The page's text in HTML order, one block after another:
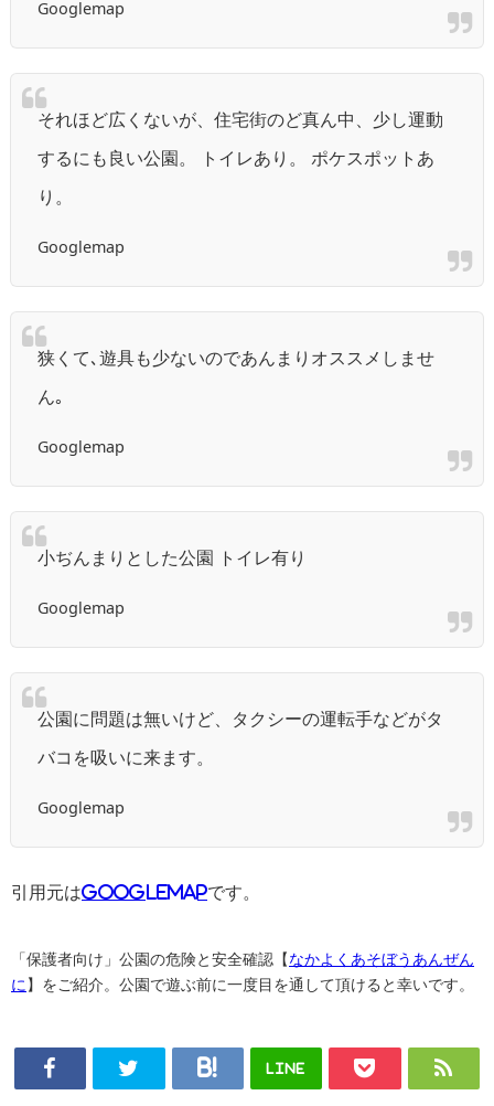
Googlemap
それほど広くないが、住宅街のど真ん中、少し運動
するにも良い公園。 トイレあり。 ポケスポットあ
り。
Googlemap
狭くて､遊具も少ないのであんまりオススメしませ
ん｡
Googlemap
小ぢんまりとした公園 トイレ有り
Googlemap
公園に問題は無いけど、タクシーの運転手などがタ
バコを吸いに来ます。
Googlemap
引用元はGoogleMAPです。
「保護者向け」公園の危険と安全確認【 なかよくあそぼうあんぜん
に 】をご紹介。公園で遊ぶ前に一度目を通して頂けると幸いです。
LINE